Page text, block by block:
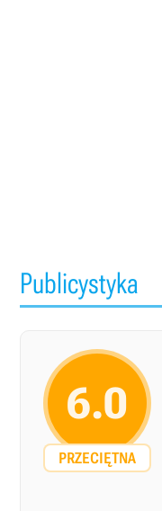
Publicystyka
6.0
PRZECIĘTNA